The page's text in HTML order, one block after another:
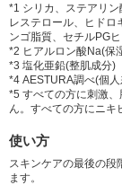
*1 シリカ、ステアリ
レステロール、ヒドロ
ンゴ脂質、セチルPG
*2 ヒアルロン酸Na(保
*3 塩化亜鉛(整肌成分)
*4 AESTURA調べ(個
*5 すべての方に刺激
ん。すべての方にニキ
使い方
スキンケアの最後の
ます。